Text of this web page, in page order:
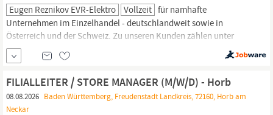
Eugen Reznikov EVR-Elektro Vollzeit für namhafte
Unternehmen im Einzelhandel - deutschlandweit sowie in
Österreich und der Schweiz. Zu unseren Kunden zählen unter
anderem Douglas,
, Action, Tegut und weitere bekannte
Marken. Leitender Elektromonteur (m/w/d) Deutschlandweite
Projekte Ihre Aufgaben Selbstständige Leitung der
Montagearbeiten auf der Baustelle Koordination von
Monteuren...
FILIALLEITER / STORE MANAGER (M/W/D) - Horb
08.08.2026 Baden Württemberg, Freudenstadt Landkreis, 72160, Horb am
Neckar